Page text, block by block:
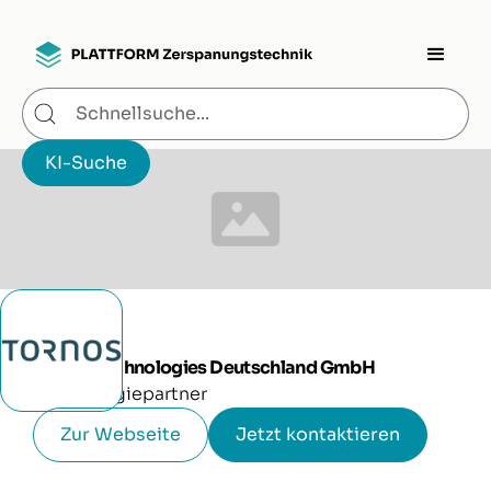
Tornos Technologies Deutschland GmbH
Technologiepartner
Zur Webseite
Jetzt kontaktieren